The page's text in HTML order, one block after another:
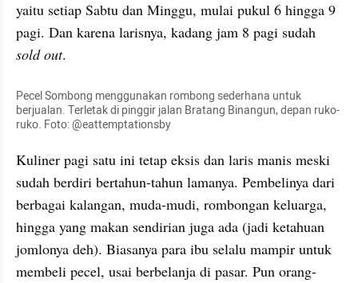
yaitu setiap Sabtu dan Minggu, mulai pukul 6 hingga 9
sold out.
Pecel Sombong menggunakan rombong sederhana untuk
berjualan. Terletak di pinggir jalan Bratang Binangun, depan ruko-
ruko. Foto: @eattemptationsby
Kuliner pagi satu ini tetap eksis dan laris manis meski
sudah berdiri bertahun-tahun lamanya. Pembelinya dari
berbagai kalangan, muda-mudi, rombongan keluarga,
hingga yang makan sendirian juga ada (jadi ketahuan
jomlonya deh). Biasanya para ibu selalu mampir untuk
membeli pecel, usai berbelanja di pasar. Pun orang-